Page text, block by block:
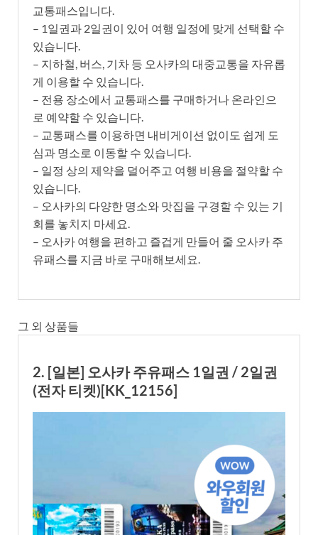
교통패스입니다.
– 1일권과 2일권이 있어 여행 일정에 맞게 선택할 수
있습니다.
– 지하철, 버스, 기차 등 오사카의 대중교통을 자유롭
게 이용할 수 있습니다.
– 전용 장소에서 교통패스를 구매하거나 온라인으
로 예약할 수 있습니다.
– 교통패스를 이용하면 내비게이션 없이도 쉽게 도
심과 명소로 이동할 수 있습니다.
– 일정 상의 제약을 덜어주고 여행 비용을 절약할 수
있습니다.
– 오사카의 다양한 명소와 맛집을 구경할 수 있는 기
회를 놓치지 마세요.
– 오사카 여행을 편하고 즐겁게 만들어 줄 오사카 주
유패스를 지금 바로 구매해보세요.
그 외 상품들
2. [일본] 오사카 주유패스 1일권 / 2일권
(전자 티켓)[KK_12156]